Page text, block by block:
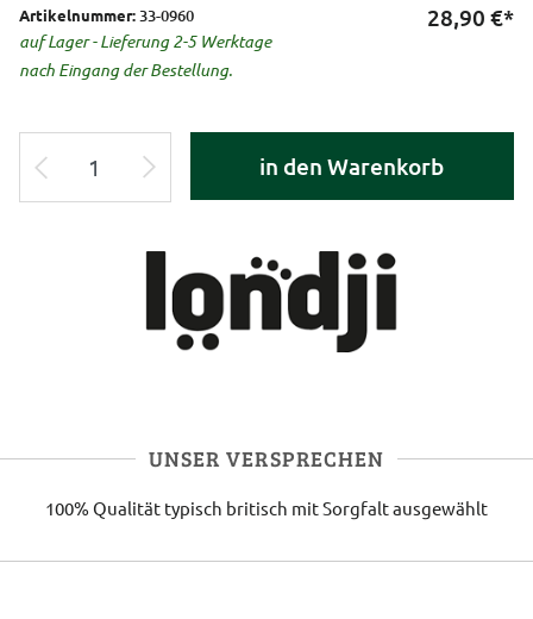
Artikelnummer: 33-0960
auf Lager - Lieferung 2-5 Werktage
nach Eingang der Bestellung.
28,90 €*
in den Warenkorb
UNSER VERSPRECHEN
100% Qualität typisch britisch mit Sorgfalt ausgewählt